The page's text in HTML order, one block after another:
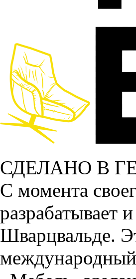
СДЕЛАНО В
С момента
разрабатывает
Шварцвальде.